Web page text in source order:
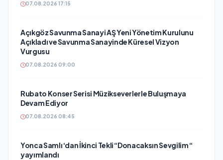
07.08.2026 17:15
Açıkgöz Savunma Sanayi AŞ Yeni Yönetim Kurulunu
Açıkladı ve Savunma Sanayinde Küresel Vizyon
Vurgusu
07.08.2026 09:00
Rubato Konser Serisi Müzikseverlerle Buluşmaya
Devam Ediyor
07.08.2026 08:45
Yonca Samlı ‘dan İkinci Tekli “Donacaksın Sevgilim “
yayımlandı